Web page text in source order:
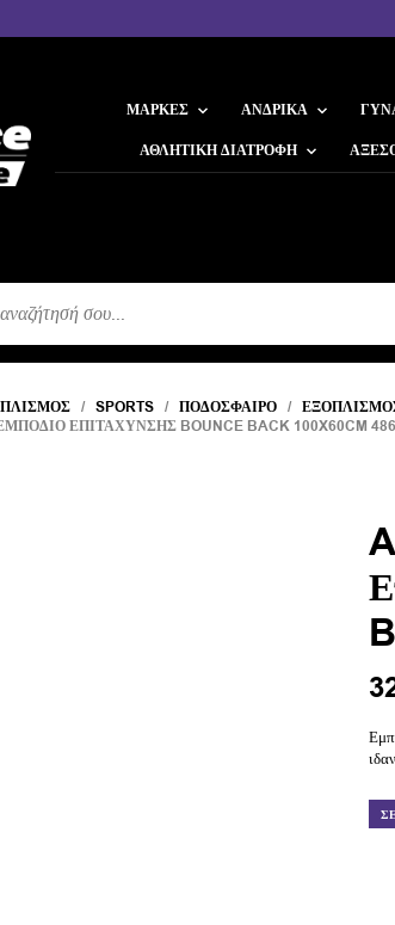
ΜΆΡΚΕΣ ΑΝΔΡΙΚΆ
ΑΘΛΗΤΙΚΉ ΔΙΑΤΡΟΦΉ
/ SPORTS / ΠΟΔΌΣΦΑΙΡΟ /
ΕΠΙΤΆΧΥΝΣΗΣ BOUNCE BACK 100X60CM